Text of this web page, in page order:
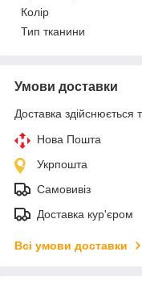
Колір
Тип тканини
Умови доставки
Доставка здійснюється
Нова Пошта
Укрпошта
Самовивіз
Доставка кур'єром
Всі умови доставки